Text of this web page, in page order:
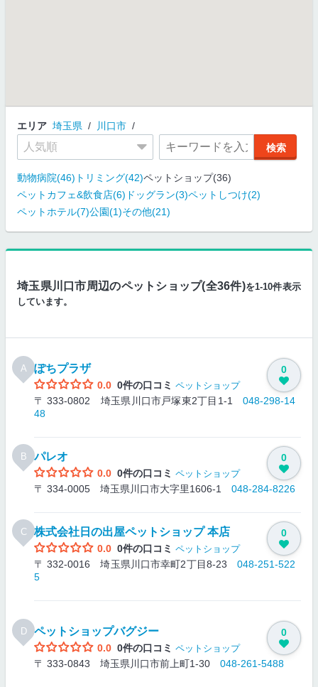
エリア 埼玉県 川口市
動物病院(46) トリミング(42)ペットショップ(36)
ペットカフェ&飲食店(6) ドッグラン(3)ペットしつけ(2)
ペットホテル(7)公園(1)その他(21)
埼玉県川口市周辺のペットショップ(全36件)を1-10件表示
しています。
A ぽちプラザ
0.0 0件の口コミ ペットショップ
〒 333-0802 埼玉県川口市戸塚東2丁目1-1 048-298-14
48
0
B パレオ
0.0 0件の口コミ ペットショップ
〒 334-0005 埼玉県川口市大字里1606-1 048-284-8226
0
C 株式会社日の出屋ペットショップ 本店
0.0 0件の口コミ ペットショップ
〒 332-0016 埼玉県川口市幸町2丁目8-23 048-251-522
5
0
D ペットショップバグジー
0.0 0件の口コミ ペットショップ
〒 333-0843 埼玉県川口市前上町1-30 048-261-5488
0